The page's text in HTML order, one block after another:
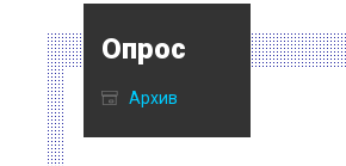
Опрос
Архив